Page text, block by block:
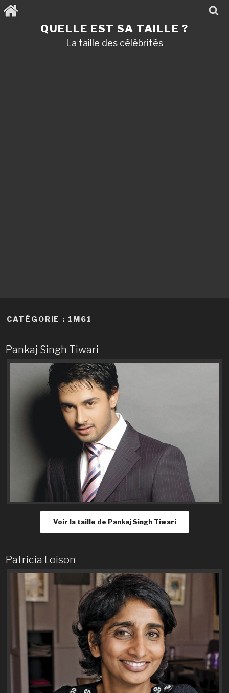
Aller
au
QUELLE EST SA TAILLE ?
La taille des célébrités
CATÉGORIE : 1M61
Pankaj Singh Tiwari
Voir la taille de Pankaj Singh Tiwari
Patricia Loison